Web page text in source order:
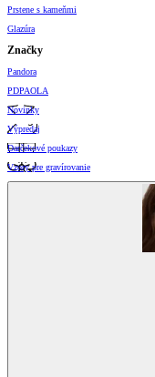
Prstene s kameňmi
Glazúra
Značky
Pandora
PDPAOLA
Novinky
Výpredaj
Darčekové poukazy
Vzory pre gravírovanie